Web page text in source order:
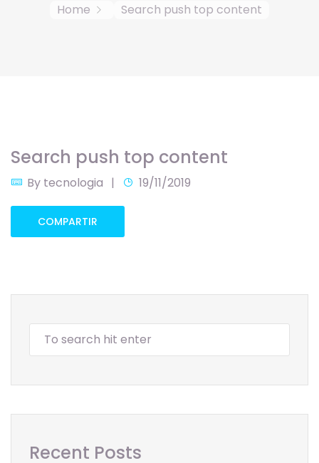
Home Search push top content
Search push top content
By tecnologia 19/11/2019
COMPARTIR
Recent Posts